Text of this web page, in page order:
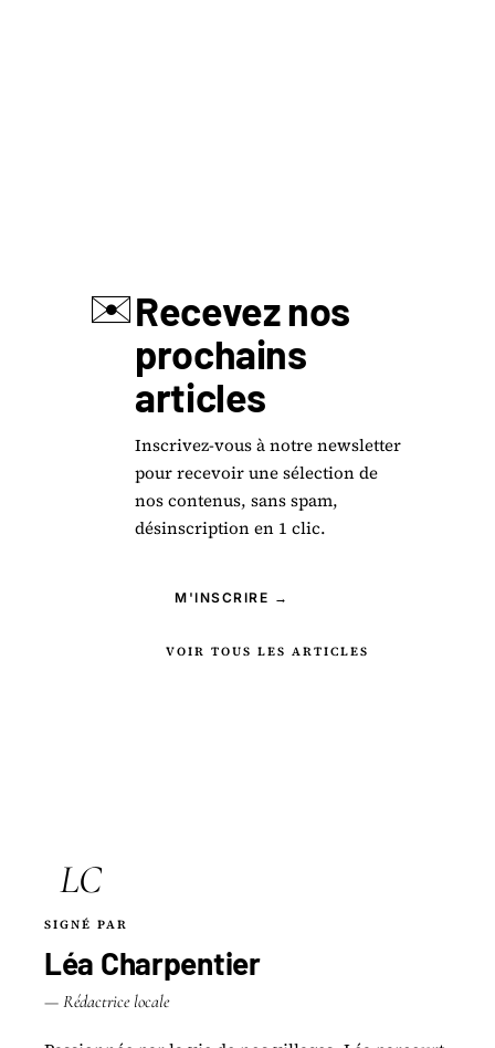
✉️Recevez nos
prochains
articles
Inscrivez-vous à notre newsletter
pour recevoir une sélection de
nos contenus, sans spam,
désinscription en 1 clic.
M'INSCRIRE →
VOIR TOUS LES ARTICLES
LC
SIGNÉ PAR
Léa Charpentier
— Rédactrice locale